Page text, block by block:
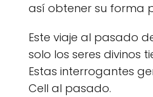
así obtener su forma
Este viaje al pasado
solo los seres divinos
Estas interrogantes
Cell al pasado.